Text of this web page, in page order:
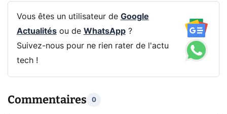
Vous êtes un utilisateur de Google
Actualitésou de WhatsApp?
Suivez-nous pour ne rien rater de l'actu
tech !
Commentaires 0